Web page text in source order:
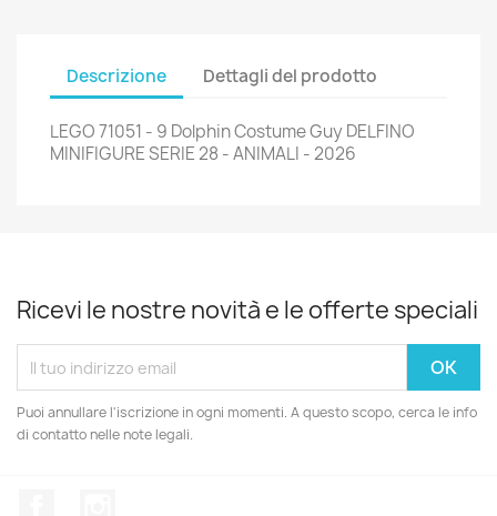
Descrizione Dettagli del prodotto
LEGO 71051 - 9 Dolphin Costume Guy DELFINO
MINIFIGURE SERIE 28 - ANIMALI - 2026
Ricevi le nostre novità e le offerte speciali
Puoi annullare l'iscrizione in ogni momenti. A questo scopo, cerca le info
di contatto nelle note legali.